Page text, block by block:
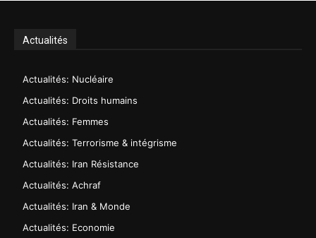
Actualités
Actualités: Nucléaire
Actualités: Droits humains
Actualités: Femmes
Actualités: Terrorisme & intégrisme
Actualités: Iran Résistance
Actualités: Achraf
Actualités: Iran & Monde
Actualités: Economie